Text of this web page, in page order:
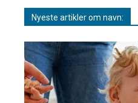
Nyeste artikler om navn: